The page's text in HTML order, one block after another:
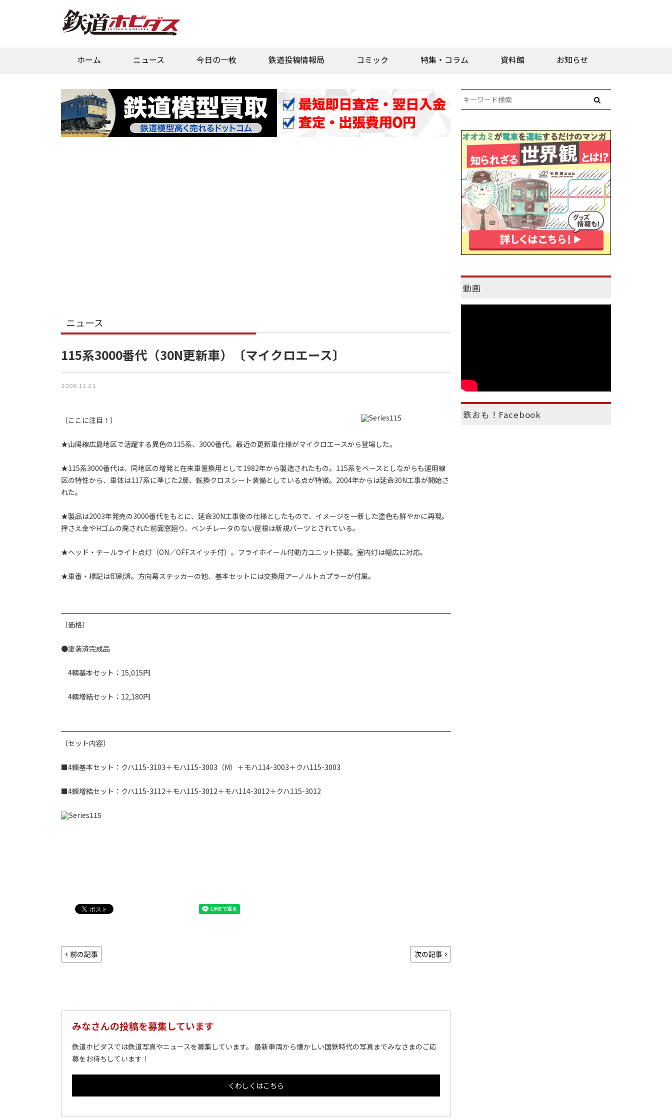
ホーム ニュース 今日の一枚 鉄道投稿情報局 コミック 特集・コラム 資料館 お知らせ
ニュース
115系3000番代（30N更新車）〔マイクロエース〕
2008.11.21
〔ここに注目！〕
★山陽線広島地区で活躍する異色の115系、3000番代。最近の更新車仕様がマイクロエースから登場した。
★115系3000番代は、同地区の増発と在来車置換用として1982年から製造されたもの。115系をベースとしながらも運用線
区の特性から、車体は117系に準じた2扉、転換クロスシート装備としている点が特徴。2004年からは延命30N工事が開始さ
れた。
★製品は2003年発売の3000番代をもとに、延命30N工事後の仕様としたもので、イメージを一新した塗色も鮮やかに再現。
押さえ金やHゴムの廃された前面窓廻り、ベンチレータのない屋根は新規パーツとされている。
★ヘッド・テールライト点灯（ON／OFFスイッチ付）。フライホイール付動力ユニット搭載。室内灯は幅広に対応。
★車番・標記は印刷済。方向幕ステッカーの他、基本セットには交換用アーノルトカプラーが付属。
〔価格〕
●塗装済完成品
4輌基本セット：15,015円
4輌増結セット：12,180円
〔セット内容〕
■4輌基本セット：クハ115-3103＋モハ115-3003（M）＋モハ114-3003＋クハ115-3003
■4輌増結セット：クハ115-3112＋モハ115-3012＋モハ114-3012＋クハ115-3012
前の記事 次の記事
みなさんの投稿を募集しています
鉄道ホビダスでは鉄道写真やニュースを募集しています。 最新車両から懐かしい国鉄時代の写真までみなさまのご応
募をお待ちしています！
くわしくはこちら
動画
鉄おも！Facebook